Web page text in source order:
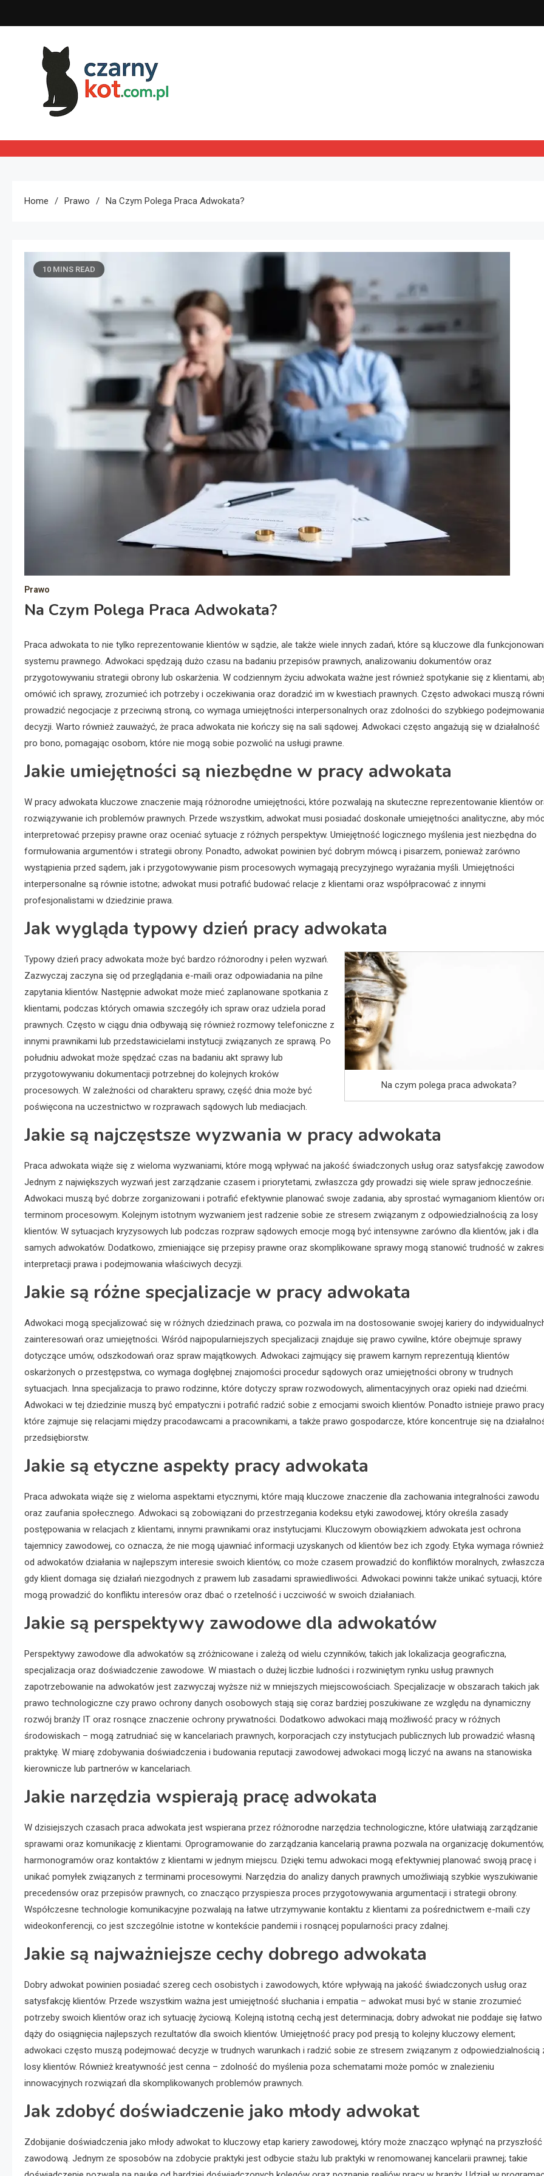
to
Czarny kot
Home Prawo Na Czym Polega Praca Adwokata?
10 MINS READ
Prawo
Na Czym Polega Praca Adwokata?
Praca adwokata to nie tylko reprezentowanie klientów w sądzie, ale także wiele innych zadań, które są kluczowe dla
systemu prawnego. Adwokaci spędzają dużo czasu na badaniu przepisów prawnych, analizowaniu dokumentów oraz
przygotowywaniu strategii obrony lub oskarżenia. W codziennym życiu adwokata ważne jest również spotykanie się z klientami,
omówić ich sprawy, zrozumieć ich potrzeby i oczekiwania oraz doradzić im w kwestiach prawnych. Często adwokaci muszą
prowadzić negocjacje z przeciwną stroną, co wymaga umiejętności interpersonalnych oraz zdolności do szybkiego
decyzji. Warto również zauważyć, że praca adwokata nie kończy się na sali sądowej. Adwokaci często angażują się w działalność
pro bono, pomagając osobom, które nie mogą sobie pozwolić na usługi prawne.
Jakie umiejętności są niezbędne w pracy adwokata
W pracy adwokata kluczowe znaczenie mają różnorodne umiejętności, które pozwalają na skuteczne reprezentowanie klientów
rozwiązywanie ich problemów prawnych. Przede wszystkim, adwokat musi posiadać doskonałe umiejętności analityczne, aby
interpretować przepisy prawne oraz oceniać sytuacje z różnych perspektyw. Umiejętność logicznego myślenia jest niezbędna do
formułowania argumentów i strategii obrony. Ponadto, adwokat powinien być dobrym mówcą i pisarzem, ponieważ zarówno
wystąpienia przed sądem, jak i przygotowywanie pism procesowych wymagają precyzyjnego wyrażania myśli. Umiejętności
interpersonalne są równie istotne; adwokat musi potrafić budować relacje z klientami oraz współpracować z innymi
profesjonalistami w dziedzinie prawa.
Jak wygląda typowy dzień pracy adwokata
Na czym polega praca adwokata?
Typowy dzień pracy adwokata może być bardzo różnorodny i pełen wyzwań.
Zazwyczaj zaczyna się od przeglądania e-maili oraz odpowiadania na pilne
zapytania klientów. Następnie adwokat może mieć zaplanowane spotkania z
klientami, podczas których omawia szczegóły ich spraw oraz udziela porad
prawnych. Często w ciągu dnia odbywają się również rozmowy telefoniczne z
innymi prawnikami lub przedstawicielami instytucji związanych ze sprawą. Po
południu adwokat może spędzać czas na badaniu akt sprawy lub
przygotowywaniu dokumentacji potrzebnej do kolejnych kroków
procesowych. W zależności od charakteru sprawy, część dnia może być
poświęcona na uczestnictwo w rozprawach sądowych lub mediacjach.
Jakie są najczęstsze wyzwania w pracy adwokata
Praca adwokata wiąże się z wieloma wyzwaniami, które mogą wpływać na jakość świadczonych usług oraz satysfakcję
Jednym z największych wyzwań jest zarządzanie czasem i priorytetami, zwłaszcza gdy prowadzi się wiele spraw jednocześnie.
Adwokaci muszą być dobrze zorganizowani i potrafić efektywnie planować swoje zadania, aby sprostać wymaganiom klientów
terminom procesowym. Kolejnym istotnym wyzwaniem jest radzenie sobie ze stresem związanym z odpowiedzialnością za losy
klientów. W sytuacjach kryzysowych lub podczas rozpraw sądowych emocje mogą być intensywne zarówno dla klientów, jak i dla
samych adwokatów. Dodatkowo, zmieniające się przepisy prawne oraz skomplikowane sprawy mogą stanowić trudność w
interpretacji prawa i podejmowania właściwych decyzji.
Jakie są różne specjalizacje w pracy adwokata
Adwokaci mogą specjalizować się w różnych dziedzinach prawa, co pozwala im na dostosowanie swojej kariery do
zainteresowań oraz umiejętności. Wśród najpopularniejszych specjalizacji znajduje się prawo cywilne, które obejmuje sprawy
dotyczące umów, odszkodowań oraz spraw majątkowych. Adwokaci zajmujący się prawem karnym reprezentują klientów
oskarżonych o przestępstwa, co wymaga dogłębnej znajomości procedur sądowych oraz umiejętności obrony w trudnych
sytuacjach. Inna specjalizacja to prawo rodzinne, które dotyczy spraw rozwodowych, alimentacyjnych oraz opieki nad dziećmi.
Adwokaci w tej dziedzinie muszą być empatyczni i potrafić radzić sobie z emocjami swoich klientów. Ponadto istnieje prawo
które zajmuje się relacjami między pracodawcami a pracownikami, a także prawo gospodarcze, które koncentruje się na
przedsiębiorstw.
Jakie są etyczne aspekty pracy adwokata
Praca adwokata wiąże się z wieloma aspektami etycznymi, które mają kluczowe znaczenie dla zachowania integralności zawodu
oraz zaufania społecznego. Adwokaci są zobowiązani do przestrzegania kodeksu etyki zawodowej, który określa zasady
postępowania w relacjach z klientami, innymi prawnikami oraz instytucjami. Kluczowym obowiązkiem adwokata jest ochrona
tajemnicy zawodowej, co oznacza, że nie mogą ujawniać informacji uzyskanych od klientów bez ich zgody. Etyka wymaga również
od adwokatów działania w najlepszym interesie swoich klientów, co może czasem prowadzić do konfliktów moralnych, zwłaszcza
gdy klient domaga się działań niezgodnych z prawem lub zasadami sprawiedliwości. Adwokaci powinni także unikać sytuacji, które
mogą prowadzić do konfliktu interesów oraz dbać o rzetelność i uczciwość w swoich działaniach.
Jakie są perspektywy zawodowe dla adwokatów
Perspektywy zawodowe dla adwokatów są zróżnicowane i zależą od wielu czynników, takich jak lokalizacja geograficzna,
specjalizacja oraz doświadczenie zawodowe. W miastach o dużej liczbie ludności i rozwiniętym rynku usług prawnych
zapotrzebowanie na adwokatów jest zazwyczaj wyższe niż w mniejszych miejscowościach. Specjalizacje w obszarach takich jak
prawo technologiczne czy prawo ochrony danych osobowych stają się coraz bardziej poszukiwane ze względu na dynamiczny
rozwój branży IT oraz rosnące znaczenie ochrony prywatności. Dodatkowo adwokaci mają możliwość pracy w różnych
środowiskach – mogą zatrudniać się w kancelariach prawnych, korporacjach czy instytucjach publicznych lub prowadzić własną
praktykę. W miarę zdobywania doświadczenia i budowania reputacji zawodowej adwokaci mogą liczyć na awans na stanowiska
kierownicze lub partnerów w kancelariach.
Jakie narzędzia wspierają pracę adwokata
W dzisiejszych czasach praca adwokata jest wspierana przez różnorodne narzędzia technologiczne, które ułatwiają zarządzanie
sprawami oraz komunikację z klientami. Oprogramowanie do zarządzania kancelarią prawna pozwala na organizację dokumentów,
harmonogramów oraz kontaktów z klientami w jednym miejscu. Dzięki temu adwokaci mogą efektywniej planować swoją pracę i
unikać pomyłek związanych z terminami procesowymi. Narzędzia do analizy danych prawnych umożliwiają szybkie wyszukiwanie
precedensów oraz przepisów prawnych, co znacząco przyspiesza proces przygotowywania argumentacji i strategii obrony.
Współczesne technologie komunikacyjne pozwalają na łatwe utrzymywanie kontaktu z klientami za pośrednictwem e-maili czy
wideokonferencji, co jest szczególnie istotne w kontekście pandemii i rosnącej popularności pracy zdalnej.
Jakie są najważniejsze cechy dobrego adwokata
Dobry adwokat powinien posiadać szereg cech osobistych i zawodowych, które wpływają na jakość świadczonych usług oraz
satysfakcję klientów. Przede wszystkim ważna jest umiejętność słuchania i empatia – adwokat musi być w stanie zrozumieć
potrzeby swoich klientów oraz ich sytuację życiową. Kolejną istotną cechą jest determinacja; dobry adwokat nie poddaje się łatwo
dąży do osiągnięcia najlepszych rezultatów dla swoich klientów. Umiejętność pracy pod presją to kolejny kluczowy element;
adwokaci często muszą podejmować decyzje w trudnych warunkach i radzić sobie ze stresem związanym z odpowiedzialnością
losy klientów. Również kreatywność jest cenna – zdolność do myślenia poza schematami może pomóc w znalezieniu
innowacyjnych rozwiązań dla skomplikowanych problemów prawnych.
Jak zdobyć doświadczenie jako młody adwokat
Zdobijanie doświadczenia jako młody adwokat to kluczowy etap kariery zawodowej, który może znacząco wpłynąć na przyszłość
zawodową. Jednym ze sposobów na zdobycie praktyki jest odbycie stażu lub praktyki w renomowanej kancelarii prawnej; takie